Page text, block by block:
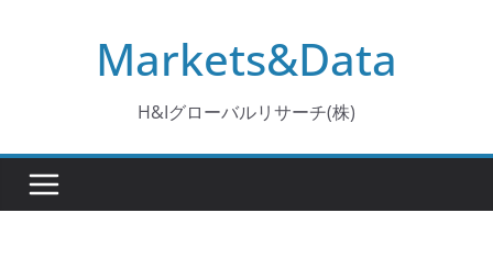
Markets&Data
H&Iグローバルリサーチ(株)